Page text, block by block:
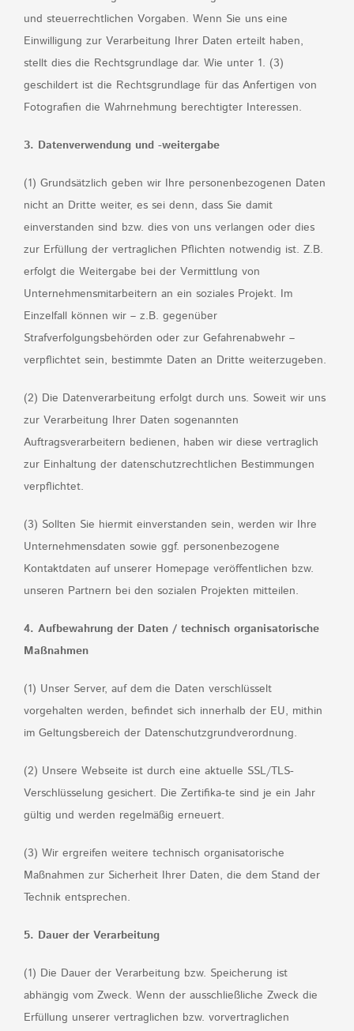
und steuerrechtlichen Vorgaben. Wenn Sie uns eine
Einwilligung zur Verarbeitung Ihrer Daten erteilt haben,
stellt dies die Rechtsgrundlage dar. Wie unter 1. (3)
geschildert ist die Rechtsgrundlage für das Anfertigen von
Fotografien die Wahrnehmung berechtigter Interessen.
3. Datenverwendung und -weitergabe
(1) Grundsätzlich geben wir Ihre personenbezogenen Daten
nicht an Dritte weiter, es sei denn, dass Sie damit
einverstanden sind bzw. dies von uns verlangen oder dies
zur Erfüllung der vertraglichen Pflichten notwendig ist. Z.B.
erfolgt die Weitergabe bei der Vermittlung von
Unternehmensmitarbeitern an ein soziales Projekt. Im
Einzelfall können wir – z.B. gegenüber
Strafverfolgungsbehörden oder zur Gefahrenabwehr –
verpflichtet sein, bestimmte Daten an Dritte weiterzugeben.
(2) Die Datenverarbeitung erfolgt durch uns. Soweit wir uns
zur Verarbeitung Ihrer Daten sogenannten
Auftragsverarbeitern bedienen, haben wir diese vertraglich
zur Einhaltung der datenschutzrechtlichen Bestimmungen
verpflichtet.
(3) Sollten Sie hiermit einverstanden sein, werden wir Ihre
Unternehmensdaten sowie ggf. personenbezogene
Kontaktdaten auf unserer Homepage veröffentlichen bzw.
unseren Partnern bei den sozialen Projekten mitteilen.
4. Aufbewahrung der Daten / technisch organisatorische
Maßnahmen
(1) Unser Server, auf dem die Daten verschlüsselt
vorgehalten werden, befindet sich innerhalb der EU, mithin
im Geltungsbereich der Datenschutzgrundverordnung.
(2) Unsere Webseite ist durch eine aktuelle SSL/TLS-
Verschlüsselung gesichert. Die Zertifika-te sind je ein Jahr
gültig und werden regelmäßig erneuert.
(3) Wir ergreifen weitere technisch organisatorische
Maßnahmen zur Sicherheit Ihrer Daten, die dem Stand der
Technik entsprechen.
5. Dauer der Verarbeitung
(1) Die Dauer der Verarbeitung bzw. Speicherung ist
abhängig vom Zweck. Wenn der ausschließliche Zweck die
Erfüllung unserer vertraglichen bzw. vorvertraglichen